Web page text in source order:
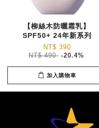
【柳絲木防曬霜乳】
SPF50+ 24年新系列
NT$ 390
NT$ 490 -20.4%
加入購物車